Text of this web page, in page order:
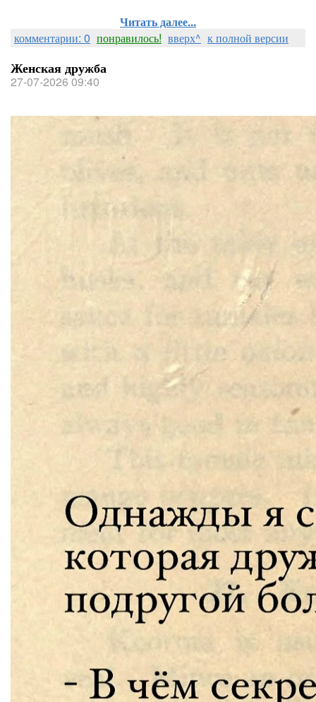
Читать далее...
комментарии: 0 понравилось! вверх^ к полной версии
Женская дружба
27-07-2026 09:40